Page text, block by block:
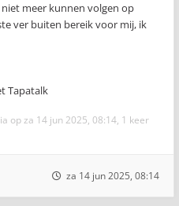
meer kunnen volgen op
ver buiten bereik voor mij, ik
Tapatalk
op za 14 jun 2025, 08:14, 1 keer
za 14 jun 2025, 08:14